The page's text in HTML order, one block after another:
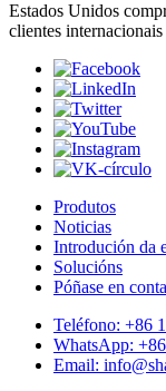
Estados Unidos
clientes
Produtos
Noticias
Introdución da
Solucións
Póñase en
Teléfono: +86
WhatsApp:
Email: